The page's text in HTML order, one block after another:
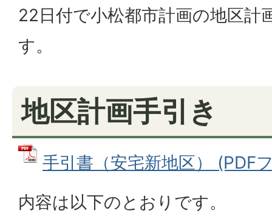
22日付で小松都市計画の地区計
す。
地区計画手引き
手引書（安宅新地区） (PDF
内容は以下のとおりです。